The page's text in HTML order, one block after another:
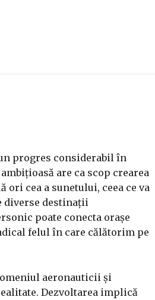
progres considerabil în
are ca scop crearea
ori cea a sunetului, ceea ce va
diverse destinații
poate conecta orașe
felul în care călătorim pe
aeronauticii și
Dezvoltarea implică